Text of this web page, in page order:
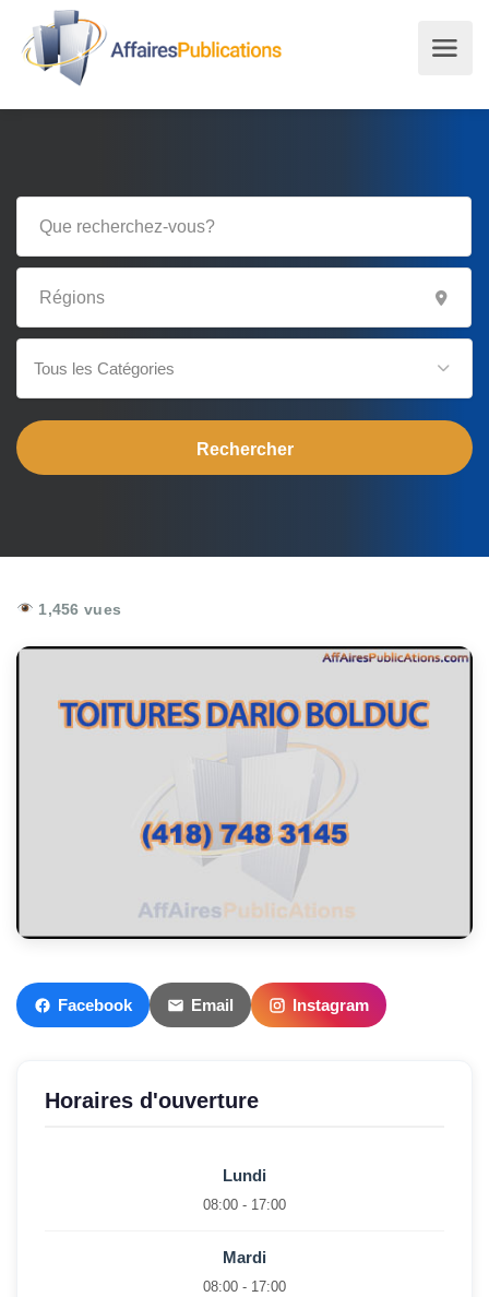
Tous les Catégories
1,456 vues
Facebook Email Instagram
Horaires d'ouverture
Lundi
08:00 - 17:00
Mardi
08:00 - 17:00